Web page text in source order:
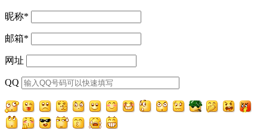
昵称*
邮箱*
网址
QQ